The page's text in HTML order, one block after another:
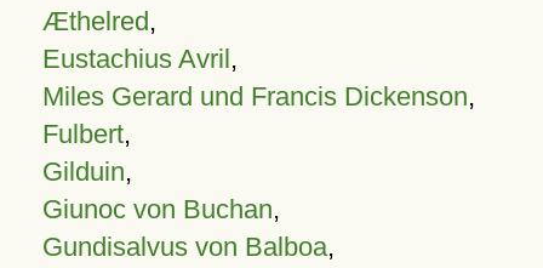
Æthelred,
Eustachius Avril,
Miles Gerard und Francis Dickenson,
Fulbert,
Gilduin,
Giunoc von Buchan,
Gundisalvus von Balboa,